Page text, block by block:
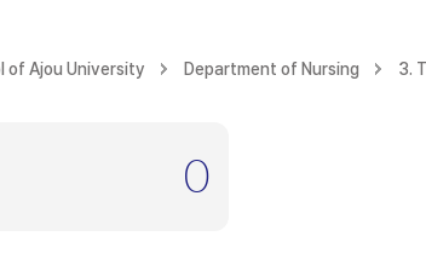
of Ajou University Department of Nursing 3.
0